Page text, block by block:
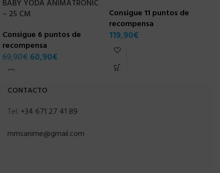
BABY YODA ANIMATRONIC
– 25 CM
Consigue 6 puntos de
recompensa
69,90€ 60,90€
Consigue 11 puntos de
recompensa
119,90€
CONTACTO
Tel: +34 671 27 41 89
mmsanime@gmail.com